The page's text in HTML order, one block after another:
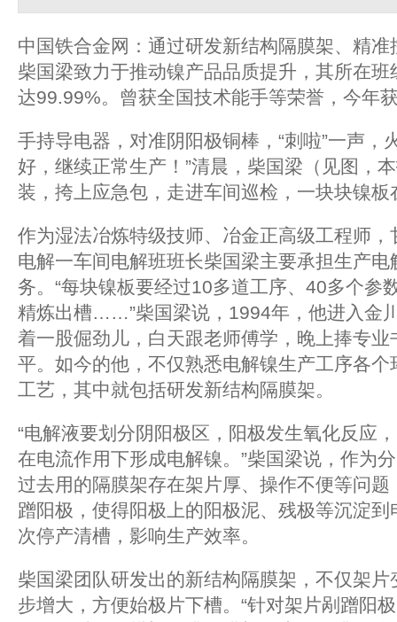
中国铁合金网：通过研发新结构隔膜架、精
柴国梁致力于推动镍产品品质提升，其所在
达99.99%。曾获全国技术能手等荣誉，今年
手持导电器，对准阴阳极铜棒，“刺啦”一声，
好，继续正常生产！”清晨，柴国梁（见图，
装，挎上应急包，走进车间巡检，一块块镍
作为湿法冶炼特级技师、冶金正高级工程师
电解一车间电解班班长柴国梁主要承担生产
务。“每块镍板要经过10多道工序、40多个参
精炼出槽……”柴国梁说，1994年，他进入金
着一股倔劲儿，白天跟老师傅学，晚上捧专
平。如今的他，不仅熟悉电解镍生产工序各
工艺，其中就包括研发新结构隔膜架。
“电解液要划分阴阳极区，阳极发生氧化反应
在电流作用下形成电解镍。”柴国梁说，作为
过去用的隔膜架存在架片厚、操作不便等问
蹭阳极，使得阳极上的阳极泥、残极等沉淀
次停产清槽，影响生产效率。
柴国梁团队研发出的新结构隔膜架，不仅架
步增大，方便始极片下槽。“针对架片剐蹭阳